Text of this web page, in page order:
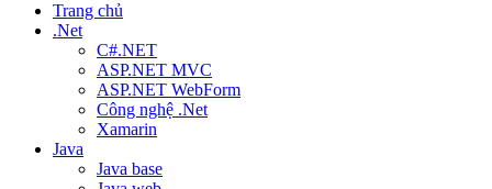
Trang chủ
.Net
C#.NET
ASP.NET MVC
ASP.NET WebForm
Công nghệ .Net
Xamarin
Java
Java base